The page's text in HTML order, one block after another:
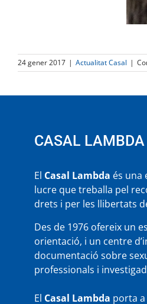
24 gener 2017 | Actualitat Casal |
CASAL LAMBDA
El Casal Lambda és una
lucre que treballa pel
drets i per les llibertats
Des de 1976 ofereix un
orientació, i un centre
documentació sobre
professionals i
El Casal Lambda porta